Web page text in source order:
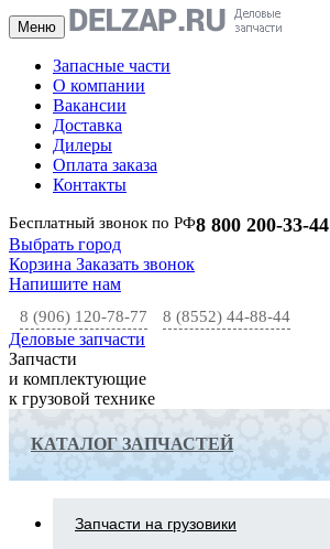
Меню
Запасные части
О компании
Вакансии
Доставка
Дилеры
Оплата заказа
Контакты
Бесплатный звонок по РФ8 800 200-33-44
Выбрать город
Корзина Заказать звонок
Напишите нам
8 (906) 120-78-77 8 (8552) 44-88-44
Деловые запчасти
Запчасти
и комплектующие
к грузовой технике
КАТАЛОГ ЗАПЧАСТЕЙ
Запчасти на грузовики